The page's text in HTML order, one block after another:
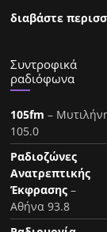
διαβάστε
Συντροφικά
ραδιόφωνα
105fm –
105.0
Ραδιοζώνες
Ανατρεπτικής
Έκφρασης –
Αθήνα 93.8